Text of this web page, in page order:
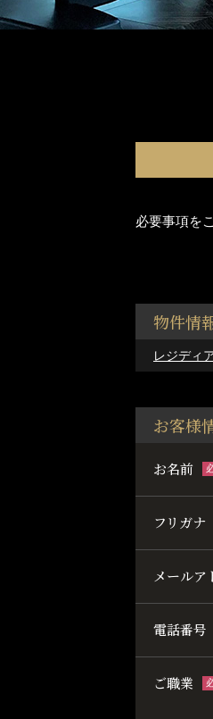
必要事項を
物件情
レジディ
お客様
お名前
フリガナ
メールア
電話番号
ご職業